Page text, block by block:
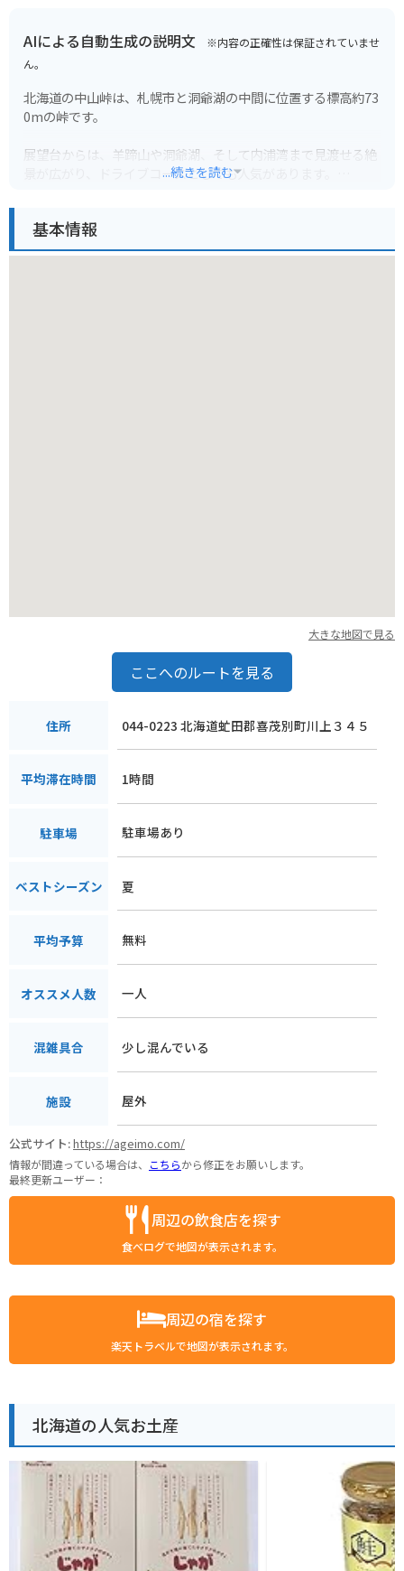
AIによる自動生成の説明文 ※内容の正確性は保証されていませ
ん。
北海道の中山峠は、札幌市と洞爺湖の中間に位置する標高約73
0mの峠です。
展望台からは、羊蹄山や洞爺湖、そして内浦湾まで見渡せる絶
景が広がり、ドライブコースとしても人気があります。
幻想的な雲海を眺めることができます。
...続きを読む
基本情報
大きな地図で見る
ここへのルートを見る
住所 044-0223 北海道虻田郡喜茂別町川上３４５
平均滞在時間 1時間
駐車場 駐車場あり
ベストシーズン 夏
平均予算 無料
オススメ人数 一人
混雑具合 少し混んでいる
施設 屋外
公式サイト:https://ageimo.com/
情報が間違っている場合は、 こちらから修正をお願いします。
最終更新ユーザー：
周辺の飲食店を探す
食べログで地図が表示されます。
周辺の宿を探す
楽天トラベルで地図が表示されます。
北海道の人気お土産